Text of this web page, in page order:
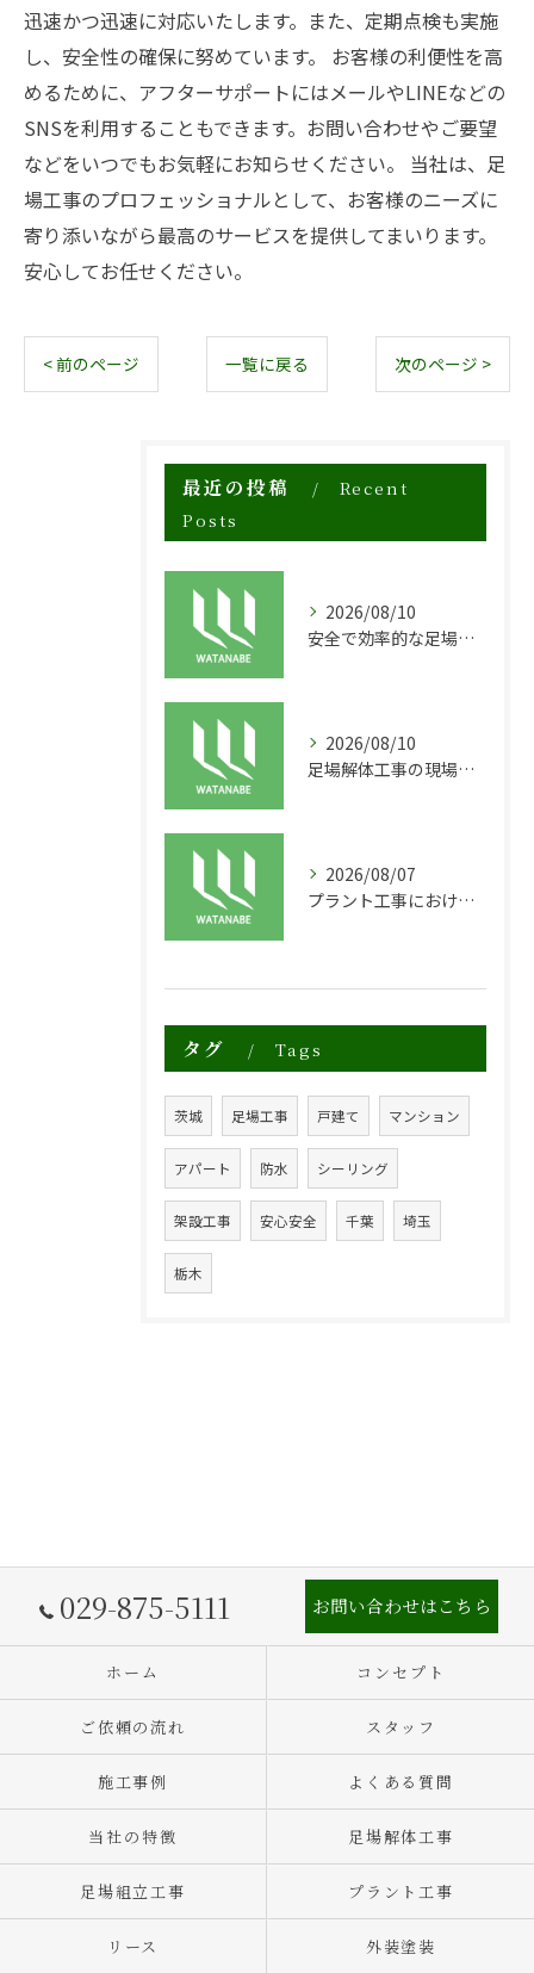
迅速かつ迅速に対応いたします。また、定期点検も実施
し、安全性の確保に努めています。 お客様の利便性を高
めるために、アフターサポートにはメールやLINEなどの
SNSを利用することもできます。お問い合わせやご要望
などをいつでもお気軽にお知らせください。 当社は、足
場工事のプロフェッショナルとして、お客様のニーズに
寄り添いながら最高のサービスを提供してまいります。
安心してお任せください。
< 前のページ 一覧に戻る 次のページ >
最近の投稿
Recent
Posts
2026/08/10
安全で効率的な足場資材リースの現場活用法
2026/08/10
足場解体工事の現場で求められる安全性と迅速対応の秘訣
2026/08/07
プラント工事における足場工事の安全対策と施工の重要性
タグ Tags
茨城 足場工事 戸建て マンション
アパート 防水 シーリング
架設工事 安心安全 千葉 埼玉
栃木
029-875-5111 お問い合わせはこちら
ホーム コンセプト
ご依頼の流れ スタッフ
施工事例 よくある質問
当社の特徴 足場解体工事
足場組立工事 プラント工事
リース 外装塗装